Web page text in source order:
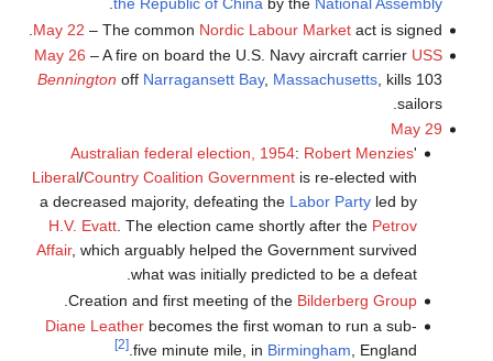
the Republic of Chinaby the National Assembly
.
May 22 – The common Nordic Labour Marketact is signed.
May 26 – A fire on board the U.S. Navy aircraft carrier USS
Bennington off Narragansett Bay, Massachusetts, kills 103
sailors.
May 29
Australian federal election, 1954: Robert Menzies'
Liberal/Country Coalition Government is re-elected with
a decreased majority, defeating the Labor Party led by
H.V. Evatt. The election came shortly after the Petrov
Affair, which arguably helped the Government survived
what was initially predicted to be a defeat.
Creation and first meeting of the Bilderberg Group
.
Diane Leather becomes the first woman to run a sub-
five minute mile, in Birmingham, England.
[2]